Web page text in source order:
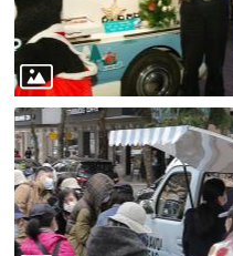
公
司
及
商
業
登